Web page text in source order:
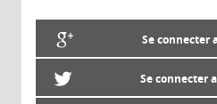
Se connecter
Se connecter